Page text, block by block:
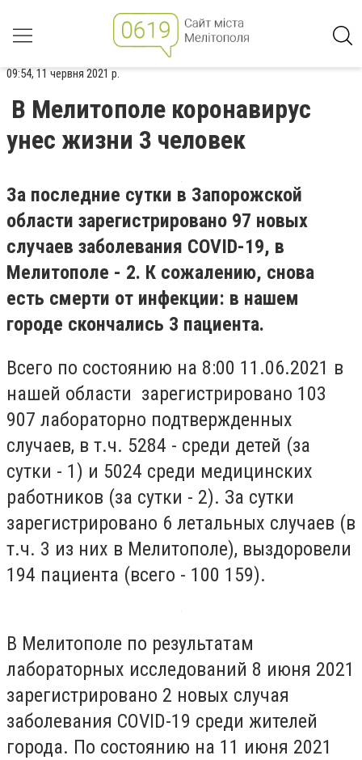
09:54, 11 червня 2021 р.
В Мелитополе коронавирус
унес жизни 3 человек
За последние сутки в Запорожской
области зарегистрировано 97 новых
случаев заболевания COVID-19, в
Мелитополе - 2. К сожалению, снова
есть смерти от инфекции: в нашем
городе скончались 3 пациента.
Всего по состоянию на 8:00 11.06.2021 в
нашей области зарегистрировано 103
907 лабораторно подтвержденных
случаев, в т.ч. 5284 - среди детей (за
сутки - 1) и 5024 среди медицинских
работников (за сутки - 2). За сутки
зарегистрировано 6 летальных случаев (в
т.ч. 3 из них в Мелитополе), выздоровели
194 пациента (всего - 100 159).
В Мелитополе по результатам
лабораторных исследований 8 июня 2021
зарегистрировано 2 новых случая
заболевания COVID-19 среди жителей
города. По состоянию на 11 июня 2021